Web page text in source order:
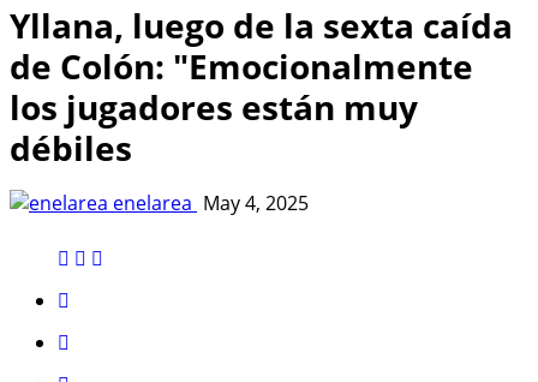
Yllana, luego de la sexta caída
de Colón: "Emocionalmente
los jugadores están muy
débiles
enelarea May 4, 2025